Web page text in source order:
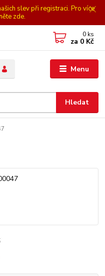
slev při registraci. Pro více
zde.
Menu
Hledat
0 ks
za 0 Kč